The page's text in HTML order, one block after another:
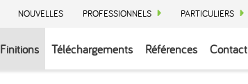
NOUVELLES PROFESSIONNELS PARTICULIERS
Finitions Téléchargements Références Contact